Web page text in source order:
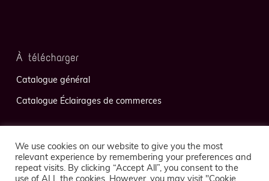
À télécharger
Catalogue général
Catalogue Éclairages de commerces
We use cookies on our website to give you the most
relevant experience by remembering your preferences and
repeat visits. By clicking “Accept All”, you consent to the
use of ALL the cookies. However, you may visit "Cookie